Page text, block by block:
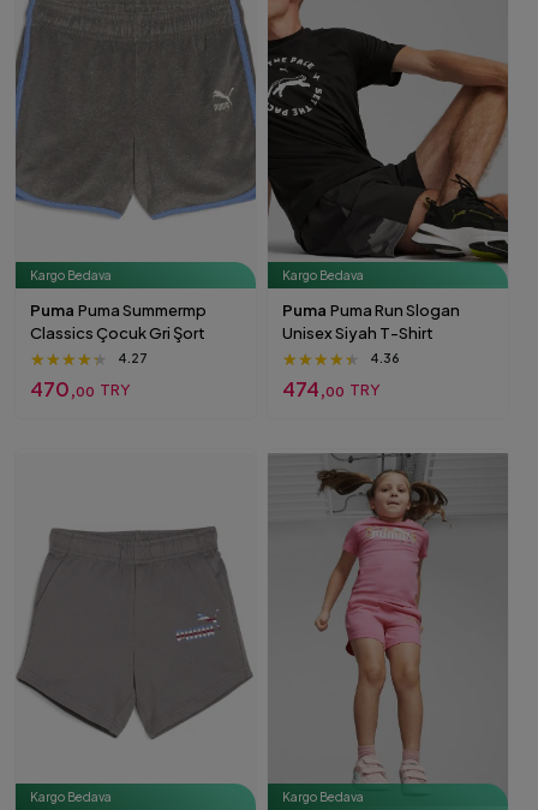
Kargo Bedava
Puma Puma Summermp
Classics Çocuk Gri Şort
★★★★★
★★★★★
★★★★★ 4.27
470,00 TRY
Kargo Bedava
Puma Puma Run Slogan
Unisex Siyah T-Shirt
★★★★★
★★★★★
★★★★★ 4.36
474,00 TRY
Kargo Bedava Kargo Bedava